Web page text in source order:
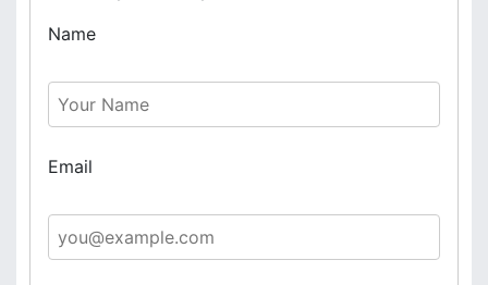
Name
Email